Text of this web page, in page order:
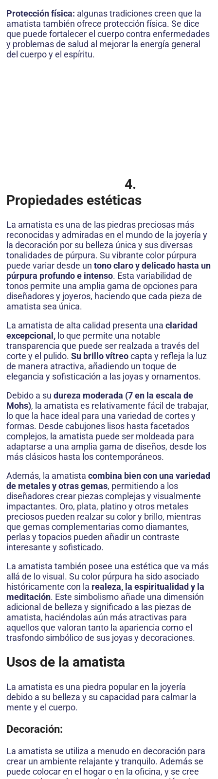
Protección física: algunas tradiciones creen que la
amatista también ofrece protección física. Se dice
que puede fortalecer el cuerpo contra enfermedades
y problemas de salud al mejorar la energía general
del cuerpo y el espíritu.
4.
Propiedades estéticas
La amatista es una de las piedras preciosas más
reconocidas y admiradas en el mundo de la joyería y
la decoración por su belleza única y sus diversas
tonalidades de púrpura. Su vibrante color púrpura
puede variar desde un tono claro y delicado hasta un
púrpura profundo e intenso. Esta variabilidad de
tonos permite una amplia gama de opciones para
diseñadores y joyeros, haciendo que cada pieza de
amatista sea única.
La amatista de alta calidad presenta una claridad
excepcional, lo que permite una notable
transparencia que puede ser realzada a través del
corte y el pulido. Su brillo vítreocapta y refleja la luz
de manera atractiva, añadiendo un toque de
elegancia y sofisticación a las joyas y ornamentos.
Debido a su dureza moderada (7 en la escala de
Mohs), la amatista es relativamente fácil de trabajar,
lo que la hace ideal para una variedad de cortes y
formas. Desde cabujones lisos hasta facetados
complejos, la amatista puede ser moldeada para
adaptarse a una amplia gama de diseños, desde los
más clásicos hasta los contemporáneos.
Además, la amatista combina bien con una variedad
de metales y otras gemas, permitiendo a los
diseñadores crear piezas complejas y visualmente
impactantes. Oro, plata, platino y otros metales
preciosos pueden realzar su color y brillo, mientras
que gemas complementarias como diamantes,
perlas y topacios pueden añadir un contraste
interesante y sofisticado.
La amatista también posee una estética que va más
allá de lo visual. Su color púrpura ha sido asociado
históricamente con la realeza, la espiritualidad y la
meditación. Este simbolismo añade una dimensión
adicional de belleza y significado a las piezas de
amatista, haciéndolas aún más atractivas para
aquellos que valoran tanto la apariencia como el
trasfondo simbólico de sus joyas y decoraciones.
Usos de la amatista
La amatista es una piedra popular en la joyería
debido a su belleza y su capacidad para calmar la
mente y el cuerpo.
Decoración:
La amatista se utiliza a menudo en decoración para
crear un ambiente relajante y tranquilo. Además se
puede colocar en el hogar o en la oficina, y se cree